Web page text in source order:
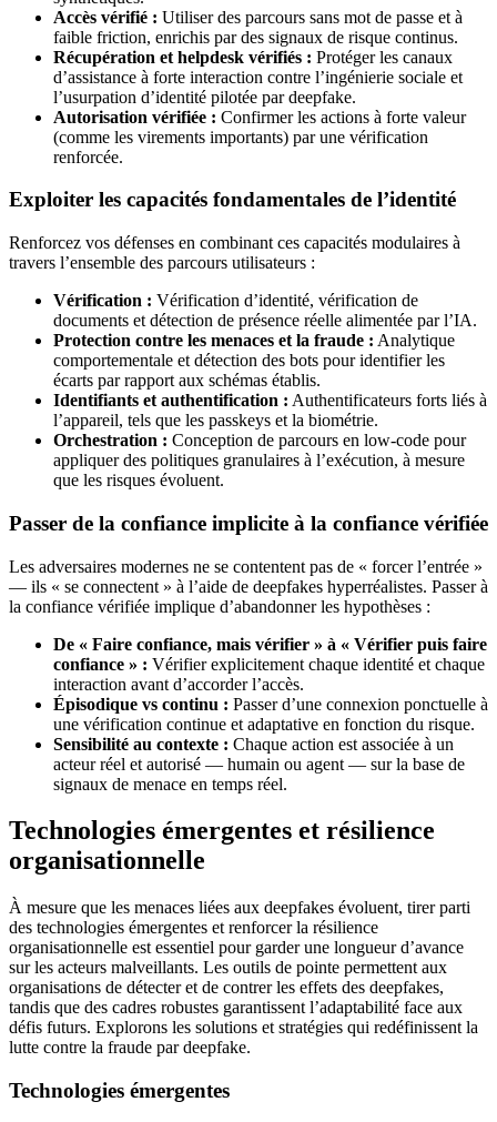
Accès vérifié : Utiliser des parcours sans mot de passe et à
faible friction, enrichis par des signaux de risque continus.
Récupération et helpdesk vérifiés : Protéger les canaux
d’assistance à forte interaction contre l’ingénierie sociale et
l’usurpation d’identité pilotée par deepfake.
Autorisation vérifiée : Confirmer les actions à forte valeur
(comme les virements importants) par une vérification
renforcée.
Exploiter les capacités fondamentales de l’identité
Renforcez vos défenses en combinant ces capacités modulaires à
travers l’ensemble des parcours utilisateurs :
Vérification : Vérification d’identité, vérification de
documents et détection de présence réelle alimentée par l’IA.
Protection contre les menaces et la fraude : Analytique
comportementale et détection des bots pour identifier les
écarts par rapport aux schémas établis.
Identifiants et authentification : Authentificateurs forts liés à
l’appareil, tels que les passkeys et la biométrie.
Orchestration : Conception de parcours en low-code pour
appliquer des politiques granulaires à l’exécution, à mesure
que les risques évoluent.
Passer de la confiance implicite à la confiance vérifiée
Les adversaires modernes ne se contentent pas de « forcer l’entrée »
— ils « se connectent » à l’aide de deepfakes hyperréalistes. Passer à
la confiance vérifiée implique d’abandonner les hypothèses :
De « Faire confiance, mais vérifier » à « Vérifier puis faire
confiance » : Vérifier explicitement chaque identité et chaque
interaction avant d’accorder l’accès.
Épisodique vs continu : Passer d’une connexion ponctuelle à
une vérification continue et adaptative en fonction du risque.
Sensibilité au contexte : Chaque action est associée à un
acteur réel et autorisé — humain ou agent — sur la base de
signaux de menace en temps réel.
Technologies émergentes et résilience
organisationnelle
À mesure que les menaces liées aux deepfakes évoluent, tirer parti
des technologies émergentes et renforcer la résilience
organisationnelle est essentiel pour garder une longueur d’avance
sur les acteurs malveillants. Les outils de pointe permettent aux
organisations de détecter et de contrer les effets des deepfakes,
tandis que des cadres robustes garantissent l’adaptabilité face aux
défis futurs. Explorons les solutions et stratégies qui redéfinissent la
lutte contre la fraude par deepfake.
Technologies émergentes